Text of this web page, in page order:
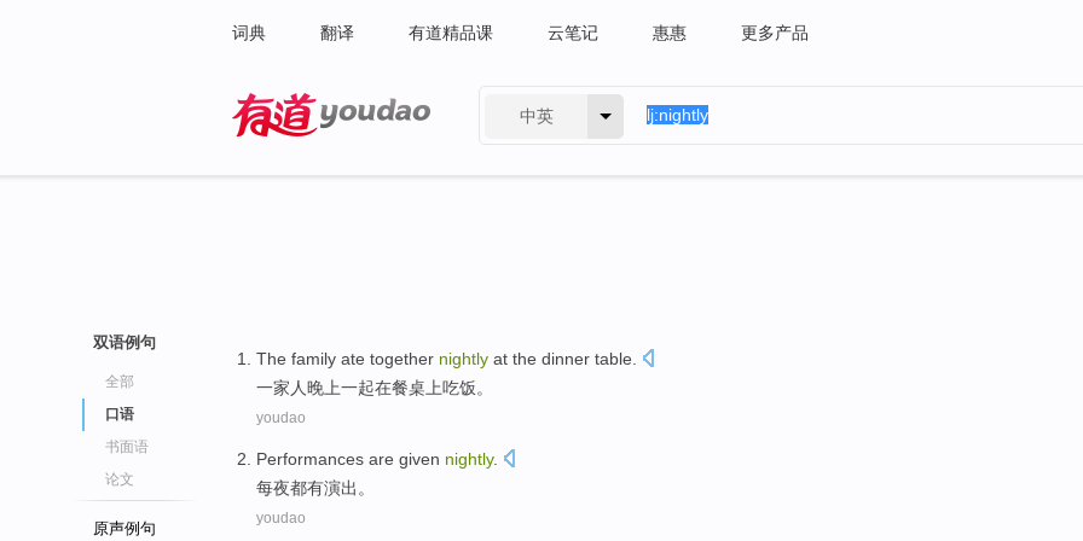
词典 翻译 有道精品课 云笔记 惠惠 更多产品
中英
双语例句
全部
口语
书面语
论文
原声例句
The family ate together nightly at the dinner table
一家人晚上一起在餐桌 上吃饭。
youdao
Performances are given nightly.
每夜都有演出 。
youdao